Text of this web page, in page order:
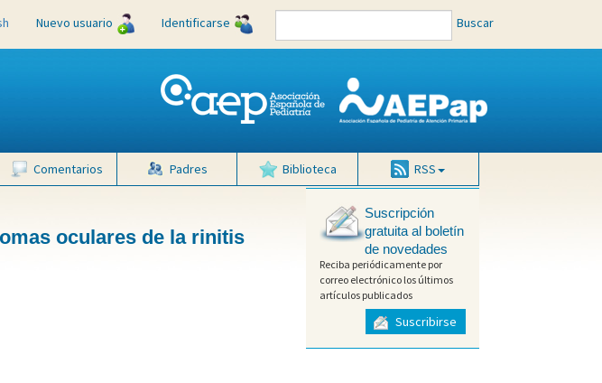
Nuevo usuario Identificarse Buscar
Comentarios Padres Biblioteca RSS
oculares de la rinitis
Suscripción
gratuita al boletín
de novedades
Reciba periódicamente por
correo electrónico los últimos
artículos publicados
Suscribirse